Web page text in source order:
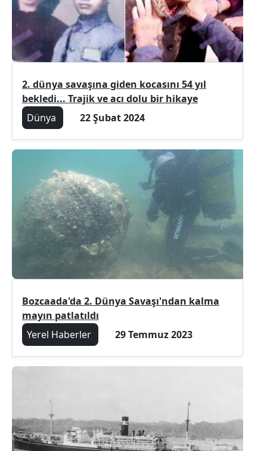
2. dünya savaşına giden kocasını 54 yıl
bekledi... Trajik ve acı dolu bir hikaye
Dünya
22 Şubat 2024
Bozcaada'da 2. Dünya Savaşı'ndan kalma
mayın patlatıldı
Yerel Haberler
29 Temmuz 2023